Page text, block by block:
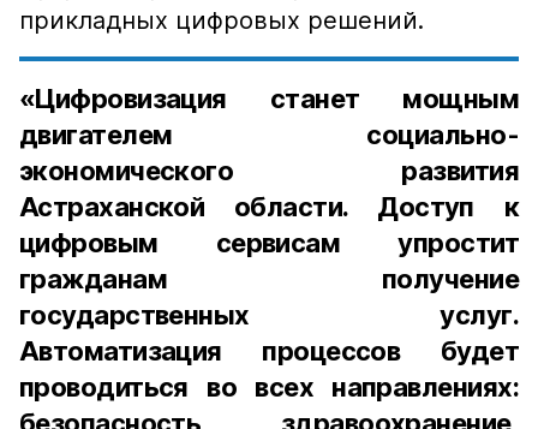
прикладных цифровых решений.
«Цифровизация станет мощным
двигателем социально-
экономического развития
Астраханской области. Доступ к
цифровым сервисам упростит
гражданам получение
государственных услуг.
Автоматизация процессов будет
проводиться во всех направлениях: